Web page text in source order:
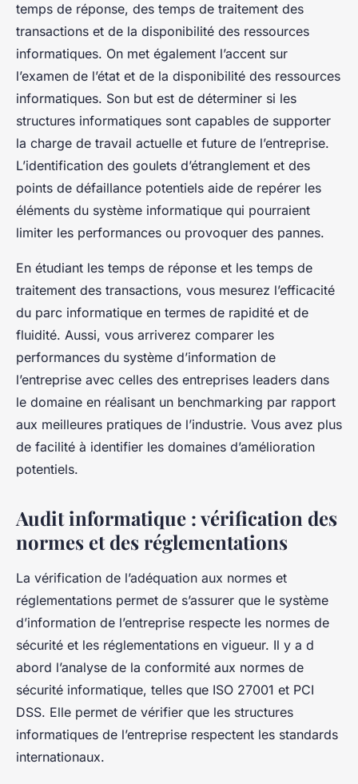
temps de réponse, des temps de traitement des
transactions et de la disponibilité des ressources
informatiques. On met également l’accent sur
l’examen de l’état et de la disponibilité des ressources
informatiques. Son but est de déterminer si les
structures informatiques sont capables de supporter
la charge de travail actuelle et future de l’entreprise.
L’identification des goulets d’étranglement et des
points de défaillance potentiels aide de repérer les
éléments du système informatique qui pourraient
limiter les performances ou provoquer des pannes.
En étudiant les temps de réponse et les temps de
traitement des transactions, vous mesurez l’efficacité
du parc informatique en termes de rapidité et de
fluidité. Aussi, vous arriverez comparer les
performances du système d’information de
l’entreprise avec celles des entreprises leaders dans
le domaine en réalisant un benchmarking par rapport
aux meilleures pratiques de l’industrie. Vous avez plus
de facilité à identifier les domaines d’amélioration
potentiels.
Audit informatique : vérification des
normes et des réglementations
La vérification de l’adéquation aux normes et
réglementations permet de s’assurer que le système
d’information de l’entreprise respecte les normes de
sécurité et les réglementations en vigueur. Il y a d
abord l’analyse de la conformité aux normes de
sécurité informatique, telles que ISO 27001 et PCI
DSS. Elle permet de vérifier que les structures
informatiques de l’entreprise respectent les standards
internationaux.